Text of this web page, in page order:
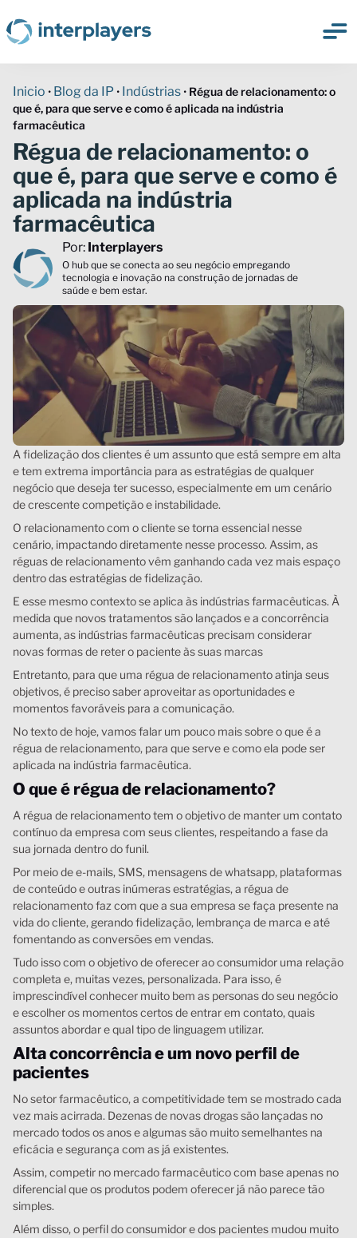
Inicio • Blog da IP • Indústrias • Régua de relacionamento: o
que é, para que serve e como é aplicada na indústria
farmacêutica
Régua de relacionamento: o
que é, para que serve e como é
aplicada na indústria
farmacêutica
Por: Interplayers
O hub que se conecta ao seu negócio empregando
tecnologia e inovação na construção de jornadas de
saúde e bem estar.
A fidelização dos clientes é um assunto que está sempre em alta
e tem extrema importância para as estratégias de qualquer
negócio que deseja ter sucesso, especialmente em um cenário
de crescente competição e instabilidade.
O relacionamento com o cliente se torna essencial nesse
cenário, impactando diretamente nesse processo. Assim, as
réguas de relacionamento vêm ganhando cada vez mais espaço
dentro das estratégias de fidelização.
E esse mesmo contexto se aplica às indústrias farmacêuticas. À
medida que novos tratamentos são lançados e a concorrência
aumenta, as indústrias farmacêuticas precisam considerar
novas formas de reter o paciente às suas marcas
Entretanto, para que uma régua de relacionamento atinja seus
objetivos, é preciso saber aproveitar as oportunidades e
momentos favoráveis para a comunicação.
No texto de hoje, vamos falar um pouco mais sobre o que é a
régua de relacionamento, para que serve e como ela pode ser
aplicada na indústria farmacêutica.
O que é régua de relacionamento?
A régua de relacionamento tem o objetivo de manter um contato
contínuo da empresa com seus clientes, respeitando a fase da
sua jornada dentro do funil.
Por meio de e-mails, SMS, mensagens de whatsapp, plataformas
de conteúdo e outras inúmeras estratégias, a régua de
relacionamento faz com que a sua empresa se faça presente na
vida do cliente, gerando fidelização, lembrança de marca e até
fomentando as conversões em vendas.
Tudo isso com o objetivo de oferecer ao consumidor uma relação
completa e, muitas vezes, personalizada. Para isso, é
imprescindível conhecer muito bem as personas do seu negócio
e escolher os momentos certos de entrar em contato, quais
assuntos abordar e qual tipo de linguagem utilizar.
Alta concorrência e um novo perfil de
pacientes
No setor farmacêutico, a competitividade tem se mostrado cada
vez mais acirrada. Dezenas de novas drogas são lançadas no
mercado todos os anos e algumas são muito semelhantes na
eficácia e segurança com as já existentes.
Assim, competir no mercado farmacêutico com base apenas no
diferencial que os produtos podem oferecer já não parece tão
simples.
Além disso, o perfil do consumidor e dos pacientes mudou muito